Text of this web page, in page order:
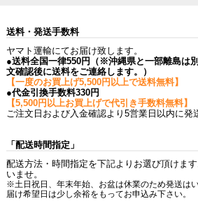
送料・発送手数料
ヤマト運輸にてお届け致します。
●送料全国一律550円（※沖縄県と一部離島は
文確認後に送料をご連絡します。）
【一度のお買上げ5,500円以上で送料無料】
●代金引換手数料330円
【5,500円以上お買上げで代引き手数料無料】
ご注文日および入金確認より5営業日以内に発
「配送時間指定」
配送方法・時間指定を下記よりお選び頂けま
いませ。
※土日祝日、年末年始、お盆は休業のため発送は
届け希望日は少し余裕をもってお申込み下さい。